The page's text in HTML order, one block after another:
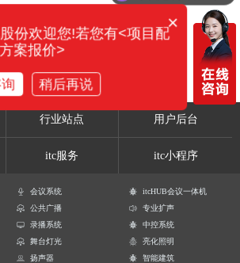
行业站点 用户后台
itc服务 itc小程序
会议系统
itcHUB会议一体机
公共广播
专业扩声
录播系统
中控系统
舞台灯光
亮化照明
扬声器
智能建筑
×
份欢迎您!若您有<项目配
案报价>
稍后再说